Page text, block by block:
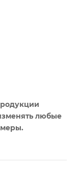
любые